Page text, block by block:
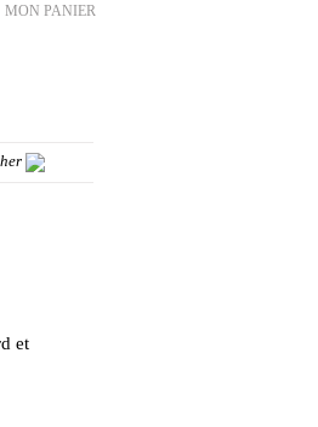
MON PANIER
et